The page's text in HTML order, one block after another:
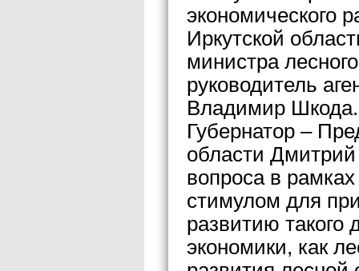
экономического
Иркутской
министра
руководитель
Владимир Шкода.
Губернатор –
области
вопроса в рамках
стимулом для
развитию такого
экономики, как